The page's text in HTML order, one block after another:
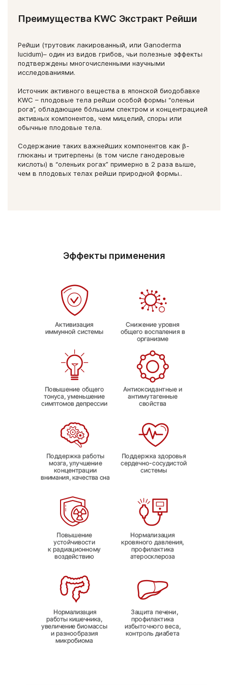
Преимущества KWC Экстракт Рейши
Рейши (трутовик лакированный, или Ganoderma
lucidum)– один из видов грибов, чьи полезные эффекты
подтверждены многочисленными научными
исследованиями.
Источник активного вещества в японской биодобавке
KWC – плодовые тела рейши особой формы “оленьи
рога”, обладающие бо̒льшим спектром и концентрацией
активных компонентов, чем мицелий, споры или
обычные плодовые тела.
Содержание таких важнейших компонентов как β-
глюканы и тритерпены (в том числе ганодеровые
кислоты) в “оленьих рогах” примерно в 2 раза выше,
чем в плодовых телах рейши природной формы..
Эффекты применения